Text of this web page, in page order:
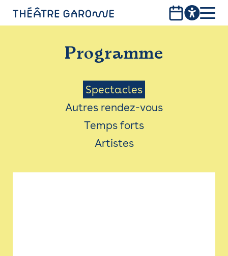
PROGRAMME
INFOS PRATIQUES
AVEC LES PUBLICS
ACCESSIBILITÉ
LES PRODUCTIONS
Programme
Menu
Saison
Spectacles
Autres rendez-vous
Temps forts
Artistes